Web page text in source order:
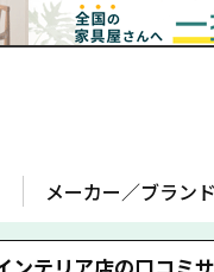
メーカー／ブラン